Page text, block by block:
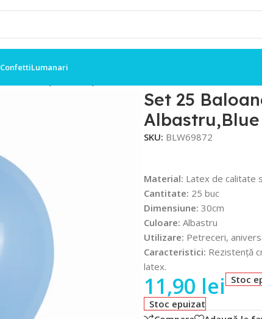
ConfettiLumanari
Set 25
Albastru,Blue
SKU: BLW69872
Material: Latex de calitate
Cantitate: 25 buc
Dimensiune: 30cm
Culoare: Albastru
Utilizare: Petreceri,
Caracteristici: Rezistență
latex.
11,90 lei
Stoc
Stoc epuizat